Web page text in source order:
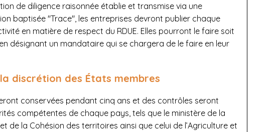
de diligence raisonnée établie et transmise via une
baptisée "Trace", les entreprises devront publier chaque
en matière de respect du RDUE. Elles pourront le faire soit
désignant un mandataire qui se chargera de le faire en leur
discrétion des États membres
conservées pendant cinq ans et des contrôles seront
compétentes de chaque pays, tels que le ministère de la
de la Cohésion des territoires ainsi que celui de l’Agriculture et